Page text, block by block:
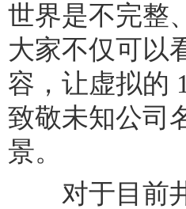
世界是不完整
大家不仅可以
容，让虚拟的
致敬未知公司
景。
对于目前井